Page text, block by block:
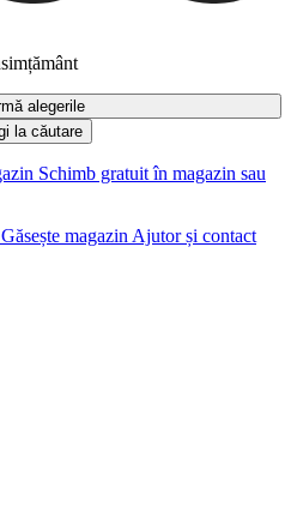
alegerile
la căutare
Schimb gratuit în magazin sau
Găsește magazin Ajutor și contact